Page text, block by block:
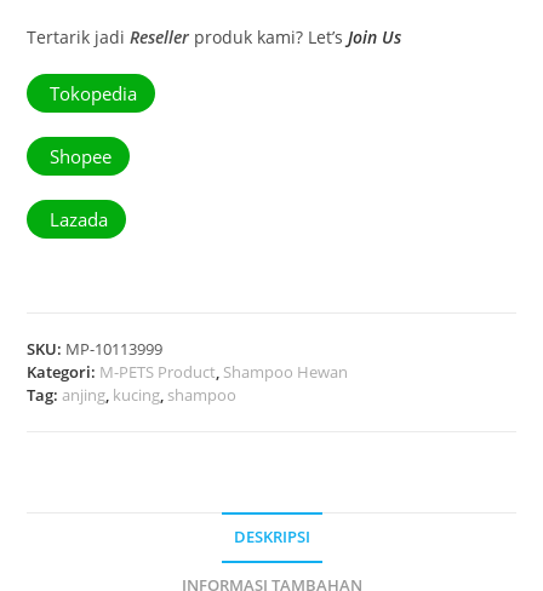
Tertarik jadiReseller produk kami? Let’sJoin Us
Tokopedia
Shopee
Lazada
SKU: MP-10113999
Kategori: M-PETS Product, Shampoo Hewan
Tag:anjing, kucing, shampoo
DESKRIPSI
INFORMASI TAMBAHAN